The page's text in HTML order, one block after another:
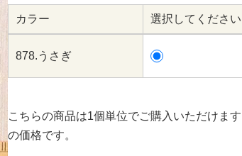
カラー 選択してください
878.うさぎ
こちらの商品は1個単位でご購入いただけま
の価格です。